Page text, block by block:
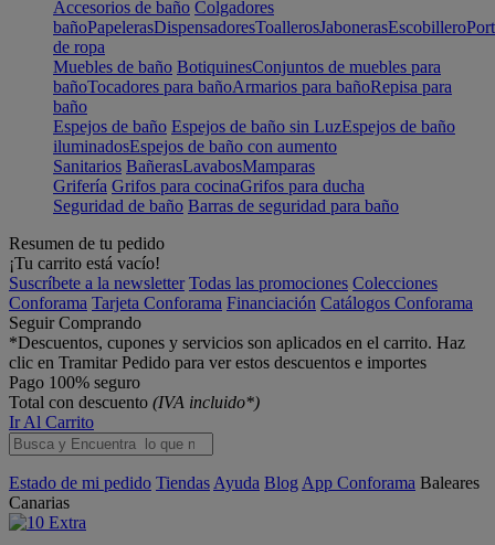
Accesorios de baño Colgadores
bañoPapelerasDispensadoresToallerosJabonerasEscobillero
de ropa
Muebles de baño BotiquinesConjuntos de muebles para
bañoTocadores para bañoArmarios para bañoRepisa para
baño
Espejos de baño Espejos de baño sin LuzEspejos de baño
iluminadosEspejos de baño con aumento
Sanitarios BañerasLavabosMamparas
Grifería Grifos para cocinaGrifos para ducha
Seguridad de baño Barras de seguridad para baño
Resumen de tu pedido
¡Tu carrito está vacío!
Suscríbete a la newsletter Todas las promociones Colecciones
Conforama Tarjeta Conforama Financiación Catálogos Conforama
Seguir Comprando
*Descuentos, cupones y servicios son aplicados en el carrito. Haz
clic en Tramitar Pedido para ver estos descuentos e importes
Pago 100% seguro
Total con descuento (IVA incluido*)
Ir Al Carrito
Estado de mi pedido Tiendas Ayuda Blog App Conforama Baleares
Canarias